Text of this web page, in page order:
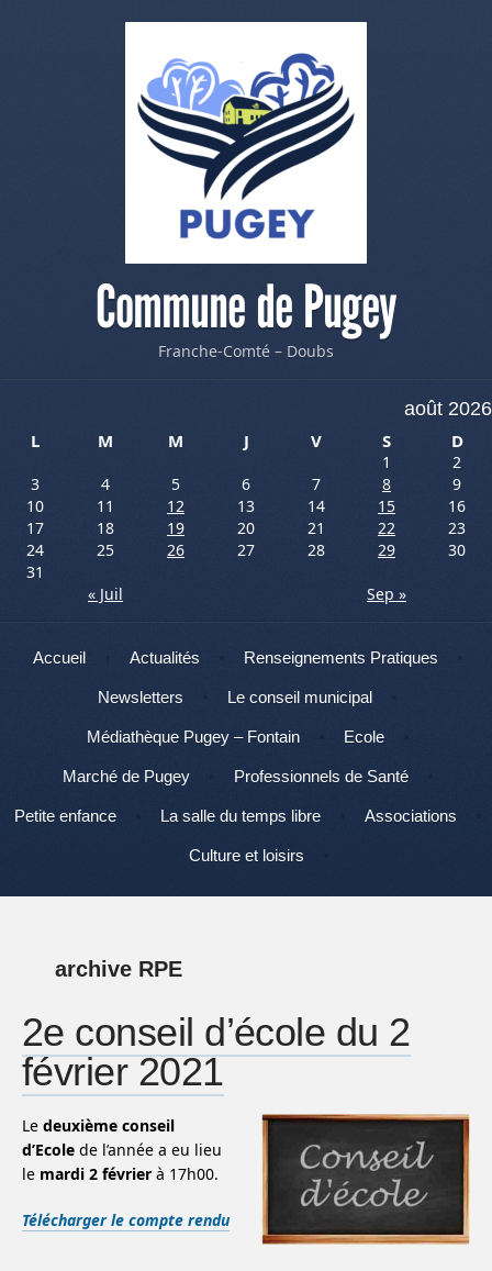
Commune de Pugey
Franche-Comté – Doubs
août 2026
L
M M J V S D
1
2
3
4 5 6 7 8
9
10
11 12 13 14 15
16
17
18 19 20 21 22
23
24
25 26 27 28 29
30
31
« Juil
Sep »
Menu
Aller au contenu
Accueil Actualités Renseignements Pratiques
Newsletters Le conseil municipal
Médiathèque Pugey – Fontain Ecole
Marché de Pugey Professionnels de Santé
Petite enfance La salle du temps libre Associations
Culture et loisirs
archive RPE
2e conseil d’école du 2
février 2021
Le deuxième conseil
d’Ecole de l’année a eu lieu
le mardi 2 février à 17h00.
Télécharger le compte rendu